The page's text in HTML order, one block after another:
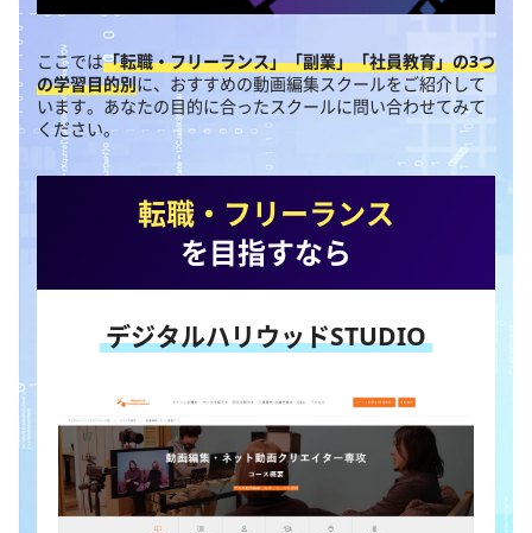
ここでは「転職・フリーランス」「副業」「社員教育」の3つ
の学習目的別に、おすすめの動画編集スクールをご紹介して
います。あなたの目的に合ったスクールに問い合わせてみて
ください。
転職・フリーランス
を目指すなら
デジタルハリウッドSTUDIO